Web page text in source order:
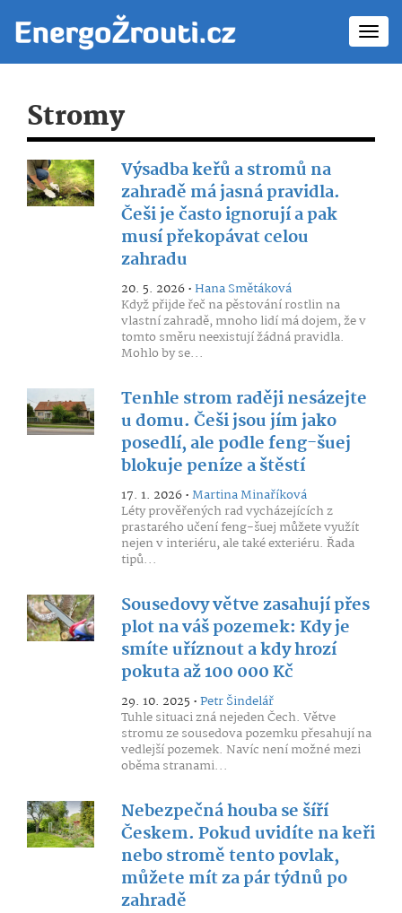
Stromy
Výsadba keřů a stromů na
zahradě má jasná pravidla.
Češi je často ignorují a pak
musí překopávat celou
zahradu
20. 5. 2026 •Hana Smětáková
Když přijde řeč na pěstování rostlin na
vlastní zahradě, mnoho lidí má dojem, že v
tomto směru neexistují žádná pravidla.
Mohlo by se...
Tenhle strom raději nesázejte
u domu. Češi jsou jím jako
posedlí, ale podle feng-šuej
blokuje peníze a štěstí
17. 1. 2026 •Martina Minaříková
Léty prověřených rad vycházejících z
prastarého učení feng-šuej můžete využít
nejen v interiéru, ale také exteriéru. Řada
tipů...
Sousedovy větve zasahují přes
plot na váš pozemek: Kdy je
smíte uříznout a kdy hrozí
pokuta až 100 000 Kč
29. 10. 2025 •Petr Šindelář
Tuhle situaci zná nejeden Čech. Větve
stromu ze sousedova pozemku přesahují na
vedlejší pozemek. Navíc není možné mezi
oběma stranami...
Nebezpečná houba se šíří
Českem. Pokud uvidíte na keři
nebo stromě tento povlak,
můžete mít za pár týdnů po
zahradě